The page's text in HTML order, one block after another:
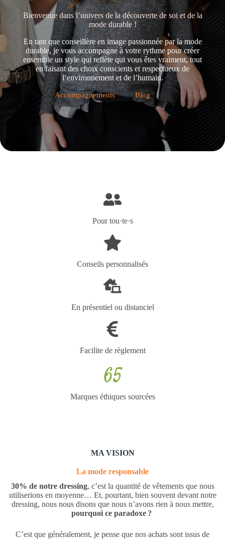
Bienvenue dans l’univers de la découverte de soi et de la
mode durable !
En tant que conseillère en image passionnée par la mode
durable, je vous accompagne à votre rythme pour créer
ensemble un style qui reflète qui vous êtes vraiment, tout
en faisant des choix conscients et respectueux de
l’environnement et de l’humain.
Accompagnements Blog
Pour tou·te·s
Conseils personnalisés
En présentiel ou distanciel
Facilite de règlement
65
Marques éthiques sourcées
MA VISION
La mode responsable
30% de notre dressing, c’est la quantité de vêtements que nous
utiliserions en moyenne… Et, pourtant, bien souvent devant notre
dressing, nous nous disons que nous n’avons rien à nous mettre,
pourquoi ce paradoxe ?
C’est que généralement, je pense que nos achats sont issus de